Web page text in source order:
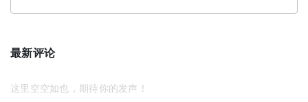
最新评论
这里空空如也，期待你的发声！